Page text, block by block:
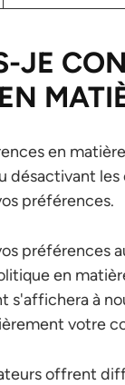
JE
en
désactivant
préférences.
préférences
en
s'affichera à
votre
offrent